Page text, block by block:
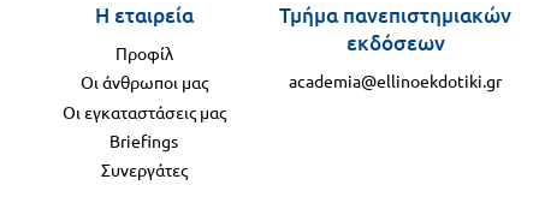
Η εταιρεία
Προφίλ
Οι άνθρωποι μας
Οι εγκαταστάσεις μας
Briefings
Συνεργάτες
Τμήμα πανεπιστημιακών
εκδόσεων
academia@ellinoekdotiki.gr